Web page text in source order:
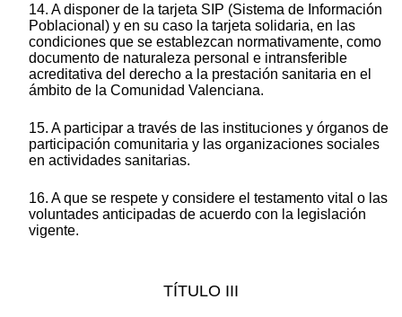
14. A disponer de la tarjeta SIP (Sistema de Información
Poblacional) y en su caso la tarjeta solidaria, en las
condiciones que se establezcan normativamente, como
documento de naturaleza personal e intransferible
acreditativa del derecho a la prestación sanitaria en el
ámbito de la Comunidad Valenciana.
15. A participar a través de las instituciones y órganos de
participación comunitaria y las organizaciones sociales
en actividades sanitarias.
16. A que se respete y considere el testamento vital o las
voluntades anticipadas de acuerdo con la legislación
vigente.
TÍTULO III